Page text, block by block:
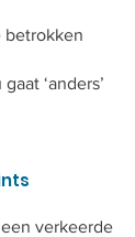
betrokken
‘anders’
verkeerde